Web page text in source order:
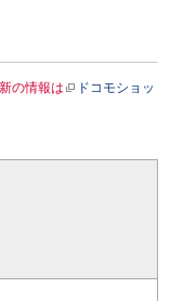
の情報は
ドコモショッ